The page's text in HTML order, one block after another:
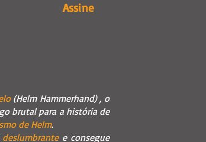
Assine
(Helm Hammerhand) , o
brutal para a história de
de Helm.
deslumbrantee consegue